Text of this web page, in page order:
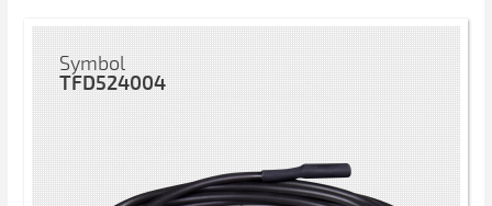
Symbol
TFD524004